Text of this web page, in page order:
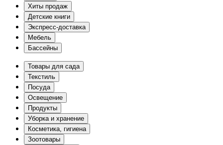
Хиты продаж
Детские книги
Экспресс-доставка
Мебель
Бассейны
Товары для сада
Текстиль
Посуда
Освещение
Продукты
Уборка и хранение
Косметика, гигиена
Зоотовары